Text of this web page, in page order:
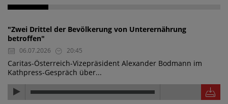
"Zwei Drittel der Bevölkerung von Unterernährung
betroffen"
06.07.2026 20:45
Caritas-Österreich-Vizepräsident Alexander Bodmann im
Kathpress-Gespräch über...